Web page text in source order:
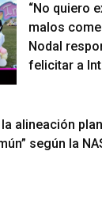
“No quiero
malos
Nodal
felicitar a
alineación
según la